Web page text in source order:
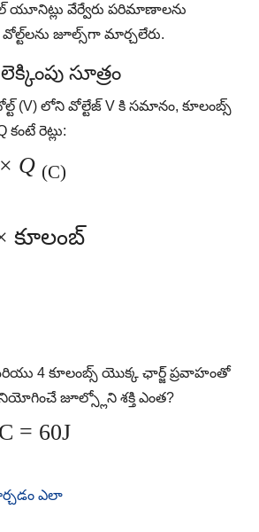
యూనిట్లు వేర్వేరు పరిమాణాలను
వోల్ట్‌లను జూల్స్‌గా మార్చలేరు.
సూత్రం
(V) లోని వోల్టేజ్ V కి సమానం, కూలంబ్స్
కంటే రెట్లు:
× Q (C)
కూలంబ్
4 కూలంబ్స్ యొక్క ఛార్జ్ ప్రవాహంతో
జూల్స్లోని శక్తి ఎంత?
= 60J
ఎలా